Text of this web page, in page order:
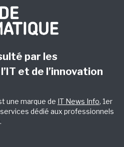
par les
et de l’innovation
une marque de IT News Info, 1er
dédié aux professionnels